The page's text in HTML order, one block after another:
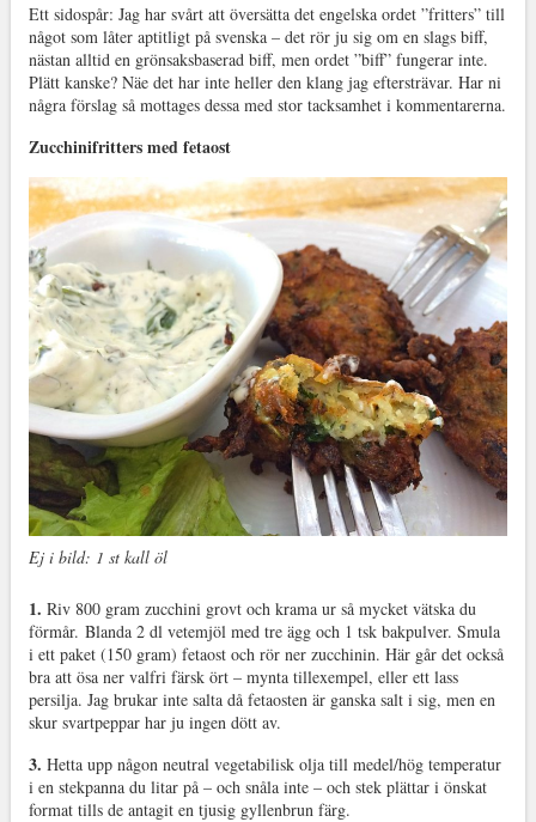
Ett sidospår: Jag har svårt att översätta det engelska ordet ”fritters” till
något som låter aptitligt på svenska – det rör ju sig om en slags biff,
nästan alltid en grönsaksbaserad biff, men ordet ”biff” fungerar inte.
Plätt kanske? Näe det har inte heller den klang jag eftersträvar. Har ni
några förslag så mottages dessa med stor tacksamhet i kommentarerna.
Zucchinifritters med fetaost
Ej i bild: 1 st kall öl
1. Riv 800 gram zucchini grovt och krama ur så mycket vätska du
förmår. Blanda 2 dl vetemjöl med tre ägg och 1 tsk bakpulver. Smula
i ett paket (150 gram) fetaost och rör ner zucchinin. Här går det också
bra att ösa ner valfri färsk ört – mynta tillexempel, eller ett lass
persilja. Jag brukar inte salta då fetaosten är ganska salt i sig, men en
skur svartpeppar har ju ingen dött av.
3. Hetta upp någon neutral vegetabilisk olja till medel/hög temperatur
i en stekpanna du litar på – och snåla inte – och stek plättar i önskat
format tills de antagit en tjusig gyllenbrun färg.